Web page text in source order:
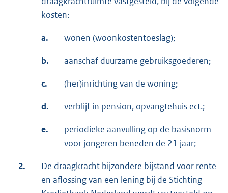
kosten:
a. wonen (woonkostentoeslag);
b. aanschaf duurzame gebruiksgoederen;
c. (her)inrichting van de woning;
d. verblijf in pension, opvangtehuis ect.;
e.
periodieke aanvulling op de basisnorm
voor jongeren beneden de 21 jaar;
2.
De draagkracht bijzondere bijstand voor rente
en aflossing van een lening bij de Stichting